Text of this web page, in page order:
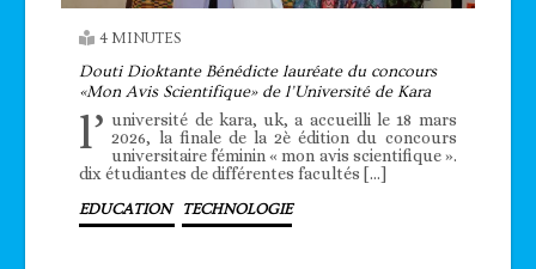
4 MINUTES
Douti Dioktante Bénédicte lauréate du concours
«Mon Avis Scientifique» de l’Université de Kara
l’ université de kara, uk, a accueilli le 18 mars
2026, la finale de la 2è édition du concours
universitaire féminin « mon avis scientifique ».
dix étudiantes de différentes facultés […]
EDUCATION TECHNOLOGIE